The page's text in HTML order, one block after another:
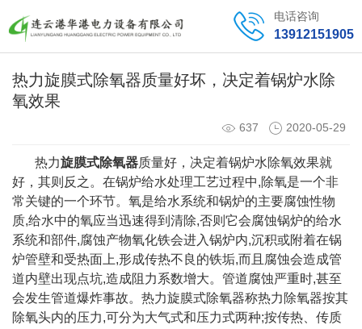
电话咨询
13912151905
热力旋膜式除氧器质量好坏，决定着锅炉水除
氧效果
637 2020-05-29
热力旋膜式除氧器质量好，决定着锅炉水除氧效果就
好，其则反之。在锅炉给水处理工艺过程中,除氧是一个非
常关键的一个环节。氧是给水系统和锅炉的主要腐蚀性物
质,给水中的氧应当迅速得到清除,否则它会腐蚀锅炉的给水
系统和部件,腐蚀产物氧化铁会进入锅炉内,沉积或附着在锅
炉管壁和受热面上,形成传热不良的铁垢,而且腐蚀会造成管
道内壁出现点坑,造成阻力系数增大。管道腐蚀严重时,甚至
会发生管道爆炸事故。热力旋膜式除氧器称热力除氧器按其
除氧头内的压力,可分为大气式和压力式两种;按传热、传质